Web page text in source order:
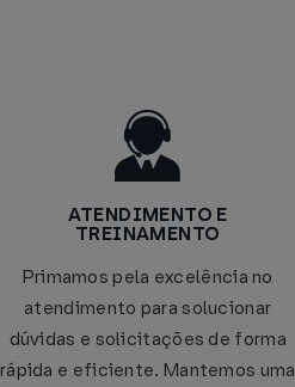
ATENDIMENTO E
TREINAMENTO
Primamos pela excelência no
atendimento para solucionar
dúvidas e solicitações de forma
rápida e eficiente. Mantemos uma